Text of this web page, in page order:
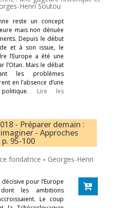
Henri Soutou
reste un concept
mais non dénuée
Depuis le début
et à son issue, le
l’Europe a été une
l’Otan. Mais le débat
les problèmes
en l’absence d’une
Lire les
- Préparer demain :
- Approches
95-100
fondatrice - Georges-Henri
décisive pour l’Europe
les ambitions
Le coup